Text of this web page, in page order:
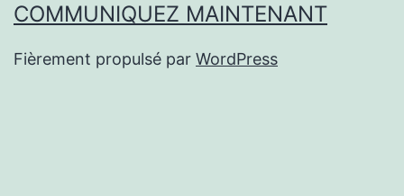
COMMUNIQUEZ MAINTENANT
Fièrement propulsé par WordPress